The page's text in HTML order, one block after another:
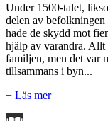
Under 1500-talet,
delen av
hade de skydd mot
hjälp av varandra. Allt
familjen, men det var
tillsammans i byn...
+ Läs mer